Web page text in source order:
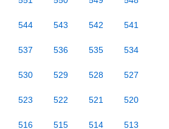
544 543 542 541
537 536 535 534
530 529 528 527
523 522 521 520
516 515 514 513